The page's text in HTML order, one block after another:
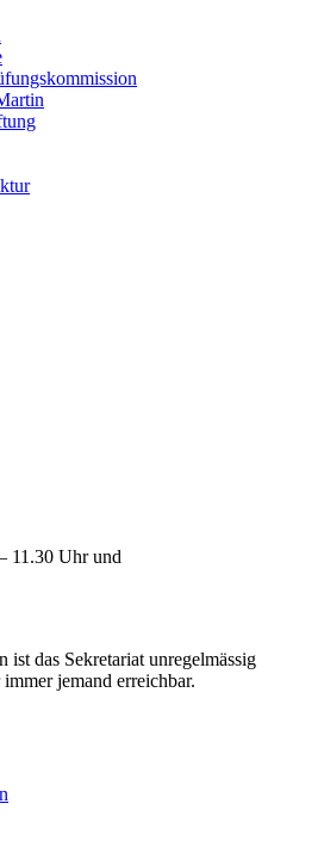
11.30 Uhr und
ist das Sekretariat unregelmässig
jemand erreichbar.